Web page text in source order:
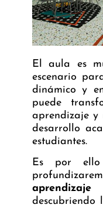
El aula es
escenario
dinámico y
puede
aprendizaje y
desarrollo
estudiantes.
Es por
descubriendo